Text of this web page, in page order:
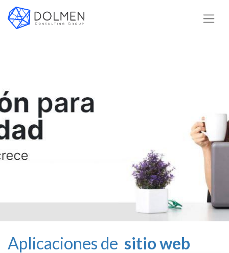
Aplicaciones de sitio web